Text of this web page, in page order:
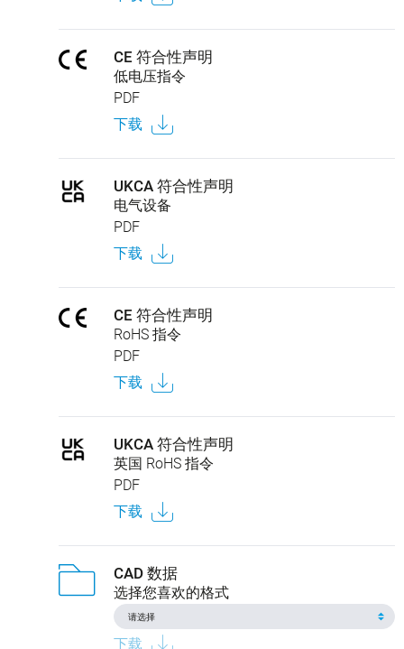
CE 符合性声明
低电压指令
PDF
下载
UKCA 符合性声明
电气设备
PDF
下载
CE 符合性声明
RoHS 指令
PDF
下载
UKCA 符合性声明
英国 RoHS 指令
PDF
下载
CAD 数据
选择您喜欢的格式
下载